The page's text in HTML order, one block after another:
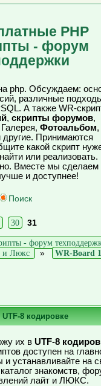
PHP
- форум
php. Обсуждаем:
различные
А также WR-
, скрипты форумов,
Фотоальбом,
Принимаются
какой скрипт
или реализовать.
Вместе мы сделаем
и доступнее!
Поиск
30 31
- форум
и Люкс »
WR-Board
8 кодировке
их в UTF-8
доступен на
и устанавливайте на
знакомств,
лайт и ЛЮКС.